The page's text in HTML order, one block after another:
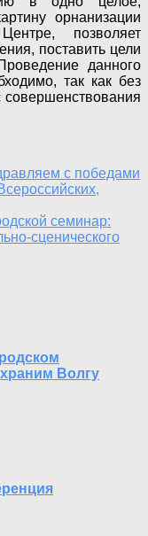
орнанизации
позволяет
поставить цели
данного
так как без
совершенствования
с победами
семинар:
сценического
Волгу